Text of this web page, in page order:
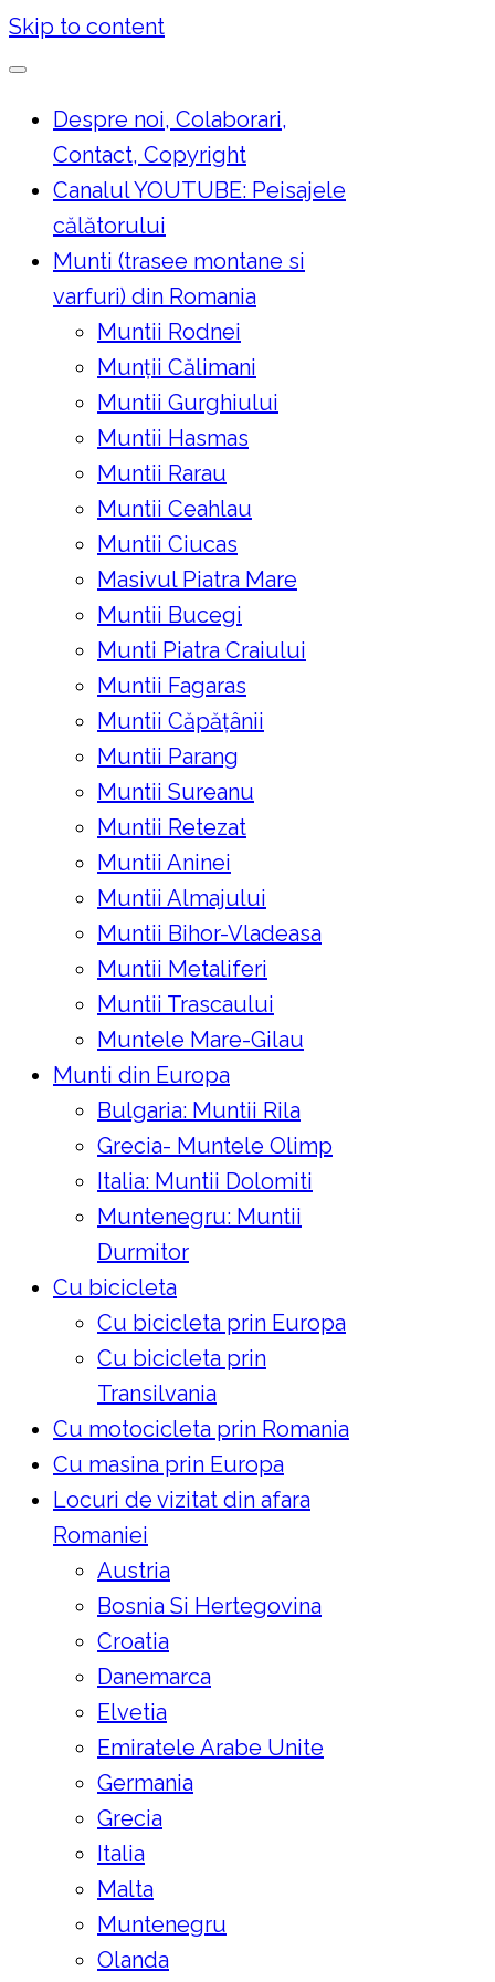
Skip to content
Despre noi, Colaborari,
Contact, Copyright
Canalul YOUTUBE: Peisajele
călătorului
Munti (trasee montane si
varfuri) din Romania
Muntii Rodnei
Munţii Călimani
Muntii Gurghiului
Muntii Hasmas
Muntii Rarau
Muntii Ceahlau
Muntii Ciucas
Masivul Piatra Mare
Muntii Bucegi
Munti Piatra Craiului
Muntii Fagaras
Muntii Căpățânii
Muntii Parang
Muntii Sureanu
Muntii Retezat
Muntii Aninei
Muntii Almajului
Muntii Bihor-Vladeasa
Muntii Metaliferi
Muntii Trascaului
Muntele Mare-Gilau
Munti din Europa
Bulgaria: Muntii Rila
Grecia- Muntele Olimp
Italia: Muntii Dolomiti
Muntenegru: Muntii
Durmitor
Cu bicicleta
Cu bicicleta prin Europa
Cu bicicleta prin
Transilvania
Cu motocicleta prin Romania
Cu masina prin Europa
Locuri de vizitat din afara
Romaniei
Austria
Bosnia Si Hertegovina
Croatia
Danemarca
Elvetia
Emiratele Arabe Unite
Germania
Grecia
Italia
Malta
Muntenegru
Olanda